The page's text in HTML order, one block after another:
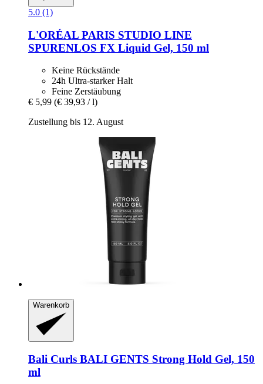
5.0 (1)
L'ORÉAL PARIS STUDIO LINE
SPURENLOS FX Liquid Gel, 150 ml
Keine Rückstände
24h Ultra-starker Halt
Feine Zerstäubung
€ 5,99 (€ 39,93 / l)
Zustellung bis 12. August
Warenkorb
Bali Curls BALI GENTS Strong Hold Gel, 150
ml